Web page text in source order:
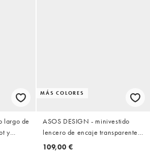
largo de
y
MÁS COLORES
ASOS DESIGN - minivestido
lencero de encaje transparente
con adorno colocado en verde
109,00 €